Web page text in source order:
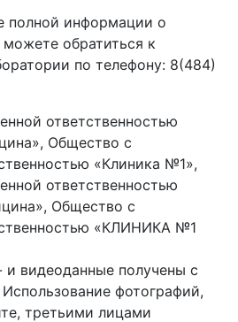
полной информации о
обратиться к
по телефону: 8(484)
ответственностью
Общество с
«Клиника №1»,
ответственностью
Общество с
«КЛИНИКА №1
видеоданные получены с
фотографий,
третьими лицами